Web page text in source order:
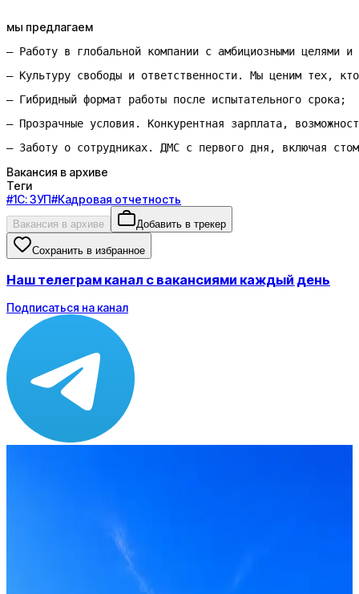
мы предлагаем
— Работу в глобальной компании с амбициозными целями и
— Культуру свободы и ответственности. Мы ценим тех,
— Гибридный формат работы после испытательного срока;
— Прозрачные условия. Конкурентная зарплата,
— Заботу о сотрудниках. ДМС с первого дня, включая
Вакансия в архиве
Теги
#1С: ЗУП#Кадровая отчетность
Вакансия в архиве Добавить в трекер
Сохранить в избранное
Наш телеграм канал с вакансиями каждый день
Подписаться на канал
Оффер быстрее с Эйч